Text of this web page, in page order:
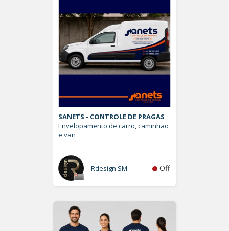
SANETS - CONTROLE DE PRAGAS
Envelopamento de carro, caminhão
e van
Rdesign SM Off